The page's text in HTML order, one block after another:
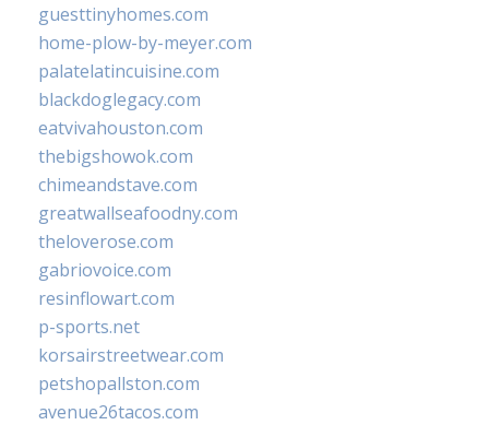
guesttinyhomes.com
home-plow-by-meyer.com
palatelatincuisine.com
blackdoglegacy.com
eatvivahouston.com
thebigshowok.com
chimeandstave.com
greatwallseafoodny.com
theloverose.com
gabriovoice.com
resinflowart.com
p-sports.net
korsairstreetwear.com
petshopallston.com
avenue26tacos.com